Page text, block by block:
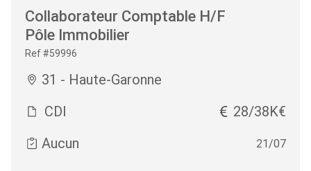
Collaborateur Comptable H/F
Pôle Immobilier
Ref #59996
31 - Haute-Garonne
CDI
28/38K€
Aucun
21/07